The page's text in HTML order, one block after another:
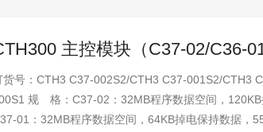
主控模块（C37-02/C36-
货号：CTH3 C37-002S2/CTH3 C37-001S2/CTH3
据空间，120KB掉电保持数据，55M扩展总线,支持CODESYS编程平台SP11版本；（推荐）
01：32MB程序数据空间，64KB掉电保持数据，